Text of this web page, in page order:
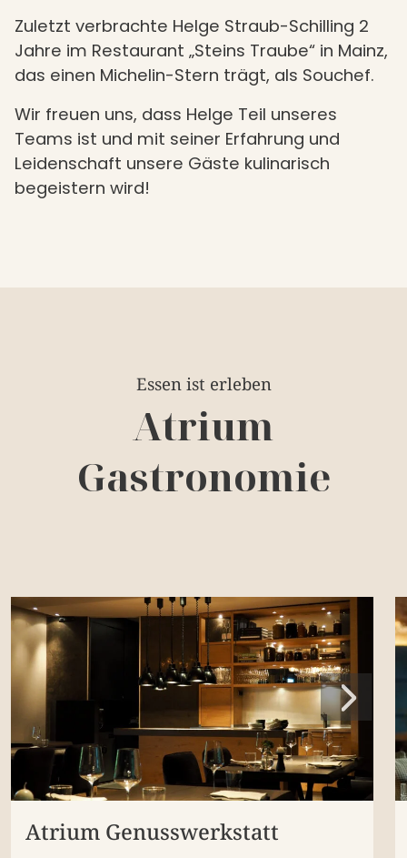
Zuletzt verbrachte Helge Straub-Schilling 2
Jahre im Restaurant „Steins Traube“ in Mainz,
das einen Michelin-Stern trägt, als Souchef.
Wir freuen uns, dass Helge Teil unseres
Teams ist und mit seiner Erfahrung und
Leidenschaft unsere Gäste kulinarisch
begeistern wird!
Essen ist erleben
Atrium
Gastronomie
Atrium Genusswerkstatt